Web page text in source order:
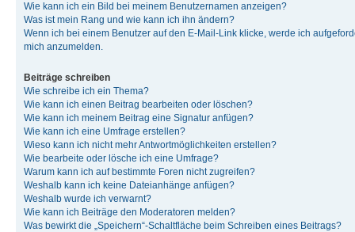
Wie kann ich ein Bild bei meinem Benutzernamen anzeigen?
Was ist mein Rang und wie kann ich ihn ändern?
Wenn ich bei einem Benutzer auf den E-Mail-Link klicke, werde ich
mich anzumelden.
Beiträge schreiben
Wie schreibe ich ein Thema?
Wie kann ich einen Beitrag bearbeiten oder löschen?
Wie kann ich meinem Beitrag eine Signatur anfügen?
Wie kann ich eine Umfrage erstellen?
Wieso kann ich nicht mehr Antwortmöglichkeiten erstellen?
Wie bearbeite oder lösche ich eine Umfrage?
Warum kann ich auf bestimmte Foren nicht zugreifen?
Weshalb kann ich keine Dateianhänge anfügen?
Weshalb wurde ich verwarnt?
Wie kann ich Beiträge den Moderatoren melden?
Was bewirkt die „Speichern“-Schaltfläche beim Schreiben eines Beitrags?